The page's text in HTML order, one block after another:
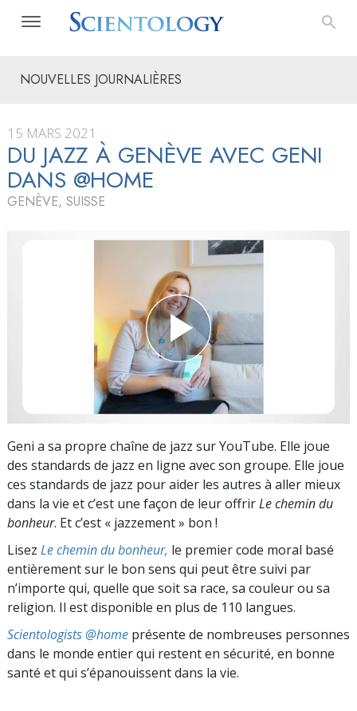
NOUVELLES JOURNALIÈRES
15 MARS 2021
DU JAZZ À GENÈVE AVEC GENI
DANS @HOME
GENÈVE, SUISSE
Geni a sa propre chaîne de jazz sur YouTube. Elle joue
des standards de jazz en ligne avec son groupe. Elle joue
ces standards de jazz pour aider les autres à aller mieux
dans la vie et c’est une façon de leur offrirLe chemin du
bonheur. Et c’est « jazzement » bon !
Lisez Le chemin du bonheur, le premier code moral basé
entièrement sur le bon sens qui peut être suivi par
n’importe qui, quelle que soit sa race, sa couleur ou sa
religion. Il est disponible en plus de 110 langues.
Scientologists @home présente de nombreuses personnes
dans le monde entier qui restent en sécurité, en bonne
santé et qui s’épanouissent dans la vie.